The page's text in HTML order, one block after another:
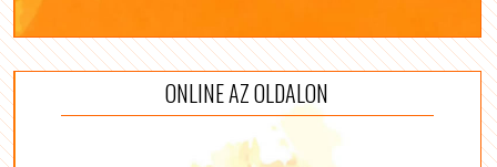
ONLINE AZ OLDALON